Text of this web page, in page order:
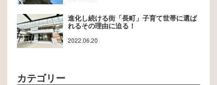
進化し続ける街「長町」子育て世帯に選ば
れるその理由に迫る！
2022.06.20
カテゴリー